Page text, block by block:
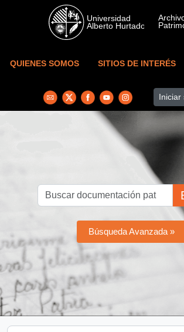
Skip to main content
QUIENES SOMOS SITIOS DE INTERÉS
Iniciar
Búsqueda Avanzada »